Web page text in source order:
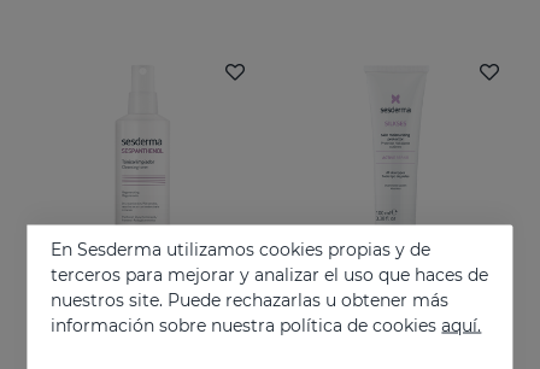
Añadir Añadir
En Sesderma utilizamos cookies propias y de
terceros para mejorar y analizar el uso que haces de
nuestros site. Puede rechazarlas u obtener más
información sobre nuestra política de cookiesaquí.